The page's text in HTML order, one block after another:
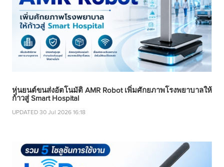
หุ่นยนต์ขนส่งอัตโนมัติ AMR Robot เพิ่มศักยภาพโรงพยาบาลให้
ก้าวสู่ Smart Hospital
UPDATED 30 Jul 2026 16:18